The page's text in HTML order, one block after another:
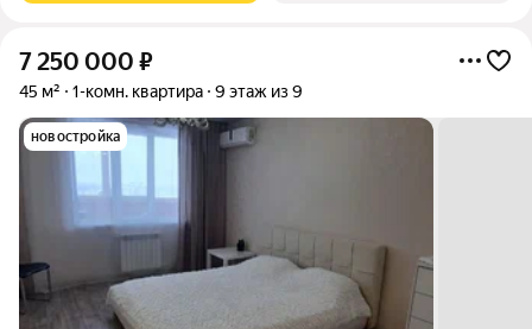
7 250 000 ₽
45 м² 1-комн. квартира 9 этаж из 9
новостройка